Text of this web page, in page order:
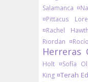
Salamanca
¤Pittacus Lore
¤Rachel
Riordan
Herreras
Holt ¤Sofía
King ¤Terah